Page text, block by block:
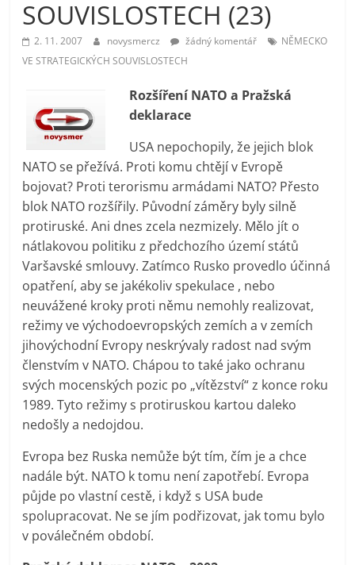
prospívá?
SOUVISLOSTECH (23)
2. 11. 2007 novysmercz žádný komentář
NĚMECKO
VE STRATEGICKÝCH SOUVISLOSTECH
Rozšíření NATO a Pražská
deklarace
USA nepochopily, že jejich blok
NATO se přežívá. Proti komu chtějí v Evropě
bojovat? Proti terorismu armádami NATO? Přesto
blok NATO rozšířily. Původní záměry byly silně
protiruské. Ani dnes zcela nezmizely. Mělo jít o
nátlakovou politiku z předchozího území států
Varšavské smlouvy. Zatímco Rusko provedlo účinná
opatření, aby se jakékoliv spekulace , nebo
neuvážené kroky proti němu nemohly realizovat,
režimy ve východoevropských zemích a v zemích
jihovýchodní Evropy neskrývaly radost nad svým
členstvím v NATO. Chápou to také jako ochranu
svých mocenských pozic po „vítězství“ z konce roku
1989. Tyto režimy s protiruskou kartou daleko
nedošly a nedojdou.
Evropa bez Ruska nemůže být tím, čím je a chce
nadále být. NATO k tomu není zapotřebí. Evropa
půjde po vlastní cestě, i když s USA bude
spolupracovat. Ne se jím podřizovat, jak tomu bylo
v poválečném období.